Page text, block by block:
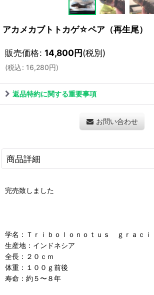
アカメカブトトカゲ☆ペア（再生尾）
販売価格: 14,800円(税別)
(税込: 16,280円)
返品特約に関する重要事項
お問い合わせ
商品詳細
完売致しました
学名：Ｔｒｉｂｏｌｏｎｏｔｕｓ ｇｒａｃｉ
生産地：インドネシア
全長：２０ｃｍ
体重：１００ｇ前後
寿命：約５〜８年